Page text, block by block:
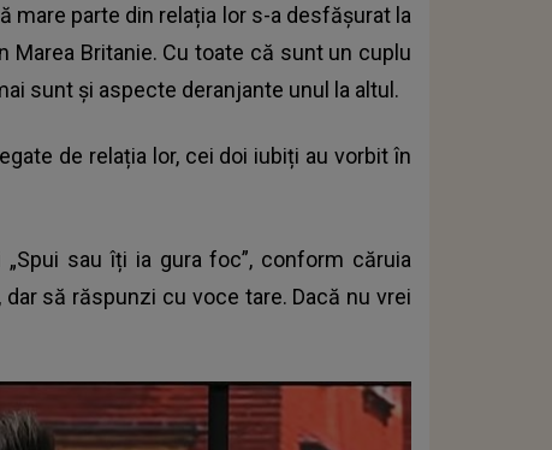
mare parte din relația lor s-a desfășurat la
Britanie. Cu toate că sunt un cuplu
sunt și aspecte deranjante unul la altul.
de relația lor, cei doi iubiți au vorbit în
sau îți ia gura foc”, conform căruia
să răspunzi cu voce tare. Dacă nu vrei